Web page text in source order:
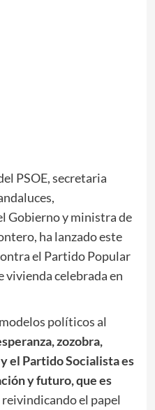
PSOE, secretaria
Gobierno y ministra de
ha lanzado este
el Partido Popular
vivienda celebrada en
políticos al
zozobra,
el Partido Socialista es
y futuro, que es
reivindicando el papel